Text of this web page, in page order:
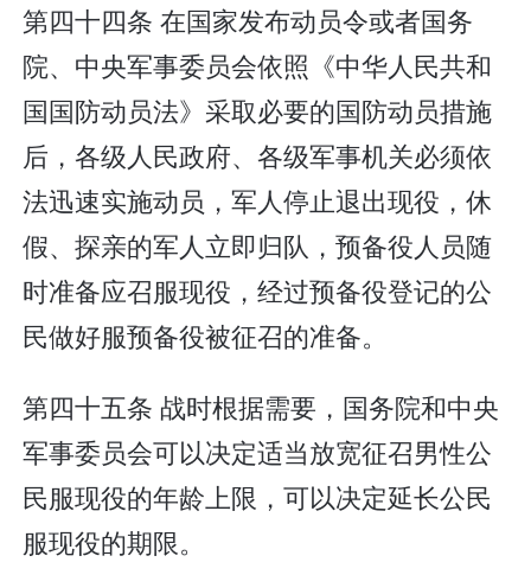
第四十四条 在国家发布动员令或者国务
院、中央军事委员会依照《中华人民共和
国国防动员法》采取必要的国防动员措施
后，各级人民政府、各级军事机关必须依
法迅速实施动员，军人停止退出现役，休
假、探亲的军人立即归队，预备役人员随
时准备应召服现役，经过预备役登记的公
民做好服预备役被征召的准备。
第四十五条 战时根据需要，国务院和中央
军事委员会可以决定适当放宽征召男性公
民服现役的年龄上限，可以决定延长公民
服现役的期限。